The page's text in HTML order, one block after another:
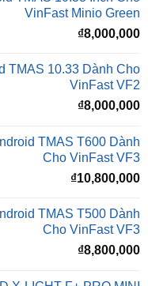
TMAS 10.33 Dành Cho
VinFast VF2
₫8,000,000
TMAS T600 Dành
₫10,800,000
TMAS T500 Dành
₫8,800,000
X-LIGHT F+ PRO MINI